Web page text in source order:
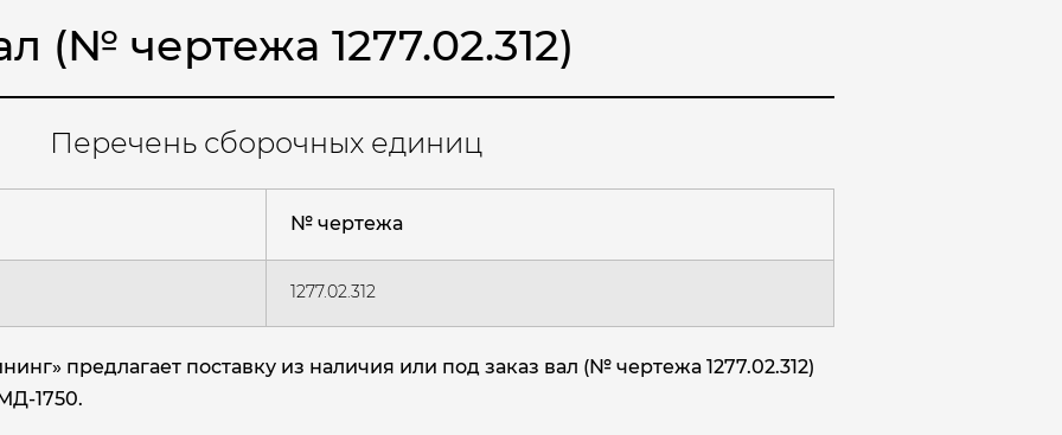
(№ чертежа 1277.02.312)
Перечень сборочных единиц
№ чертежа
1277.02.312
предлагает поставку из наличия или под заказ вал (№ чертежа 1277.02.312)
1750.